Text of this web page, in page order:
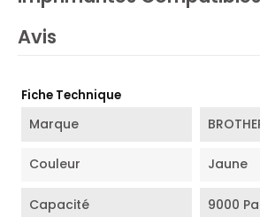
Avis
Fiche Technique
Marque
Couleur Jaune
Capacité 9000